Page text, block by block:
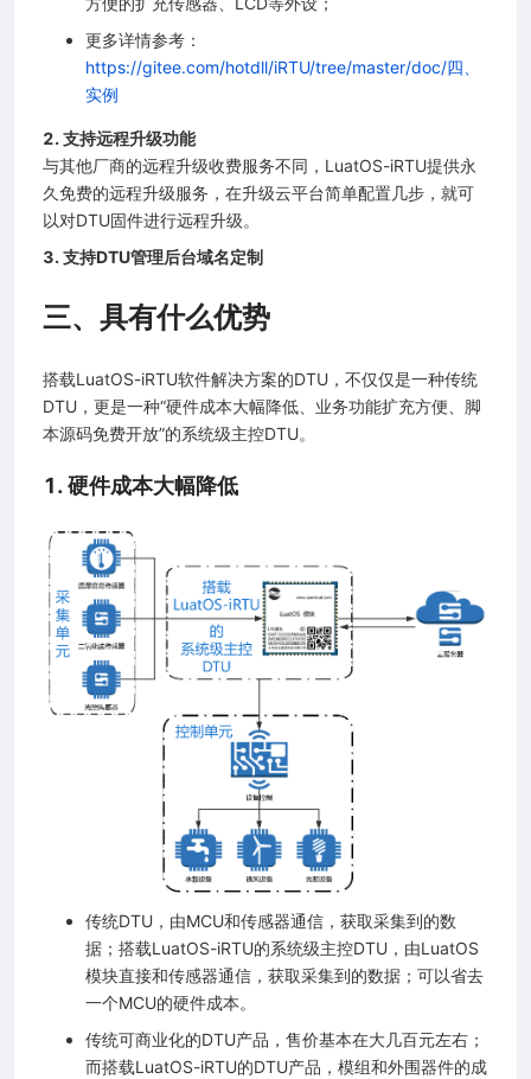
更多详情参考：
https://gitee.com/hotdll/iRTU/tree/master/doc/四、
实例
2. 支持远程升级功能
与其他厂商的远程升级收费服务不同，LuatOS-iRTU提供永
久免费的远程升级服务，在升级云平台简单配置几步，就可
以对DTU固件进行远程升级。
3. 支持DTU管理后台域名定制
三、具有什么优势
搭载LuatOS-iRTU软件解决方案的DTU，不仅仅是一种传统
DTU，更是一种“硬件成本大幅降低、业务功能扩充方便、脚
本源码免费开放”的系统级主控DTU。
1. 硬件成本大幅降低
传统DTU，由MCU和传感器通信，获取采集到的数
据；搭载LuatOS-iRTU的系统级主控DTU，由LuatOS
模块直接和传感器通信，获取采集到的数据；可以省去
一个MCU的硬件成本。
传统可商业化的DTU产品，售价基本在大几百元左右；
而搭载LuatOS-iRTU的DTU产品，模组和外围器件的成